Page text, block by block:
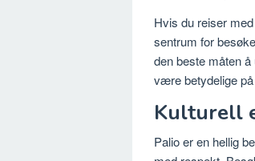
Hvis du reiser
sentrum for
den beste måten
være betydelige
Kulturell
Palio er en hellig